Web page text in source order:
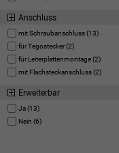
Anschluss
mit Schraubanschluss (13)
für Tegostecker (2)
für Leiterplattenmontage (2)
mit Flachsteckanschluss (2)
Erweiterbar
Ja (13)
Nein (6)